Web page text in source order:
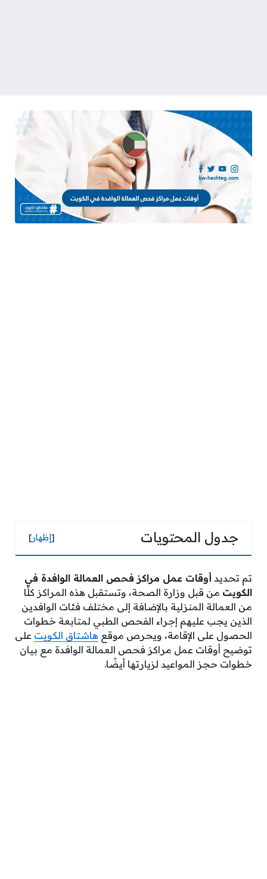
جدول المحتويات [إظهار]
تم تحديد أوقات عمل مراكز فحص العمالة الوافدة في
الكويت من قبل وزارة الصحة، وتستقبل هذه المراكز كلًا
من العمالة المنزلية بالإضافة إلى مختلف فئات الوافدين
الذين يجب عليهم إجراء الفحص الطبي لمتابعة خطوات
الحصول على الإقامة، ويحرص موقع هاشتاق الكويت على
توضيح أوقات عمل مراكز فحص العمالة الوافدة مع بيان
خطوات حجز المواعيد لزيارتها أيضًا.